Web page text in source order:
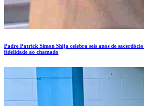
Padre Patrick Simon Shija celebra seis anos de
fidelidade ao chamado